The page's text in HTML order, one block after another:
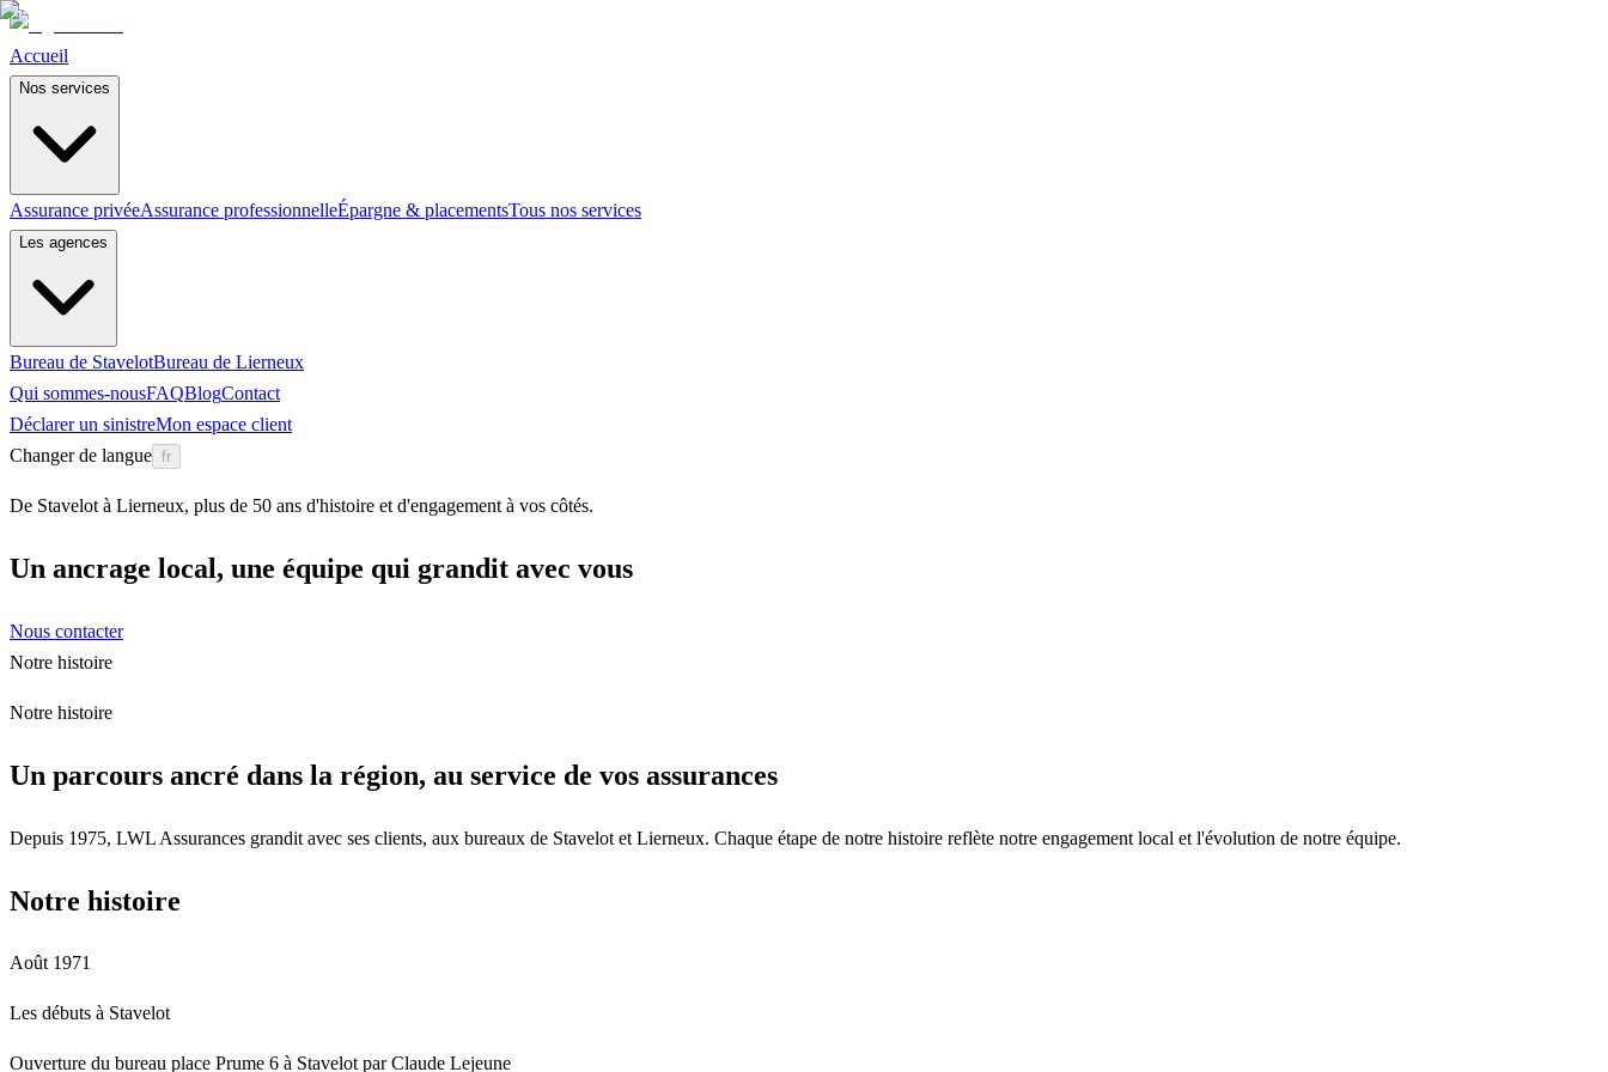
Accueil
Nos services
Assurance privéeAssurance professionnelleÉpargne & placementsTous nos services
Les agences
Bureau de StavelotBureau de Lierneux
Qui sommes-nousFAQBlogContact
Déclarer un sinistreMon espace client
Changer de langue fr
De Stavelot à Lierneux, plus de 50 ans d'histoire et d'engagement à vos côtés.
Un ancrage local, une équipe qui grandit avec vous
Nous contacter
Notre histoire
Notre histoire
Un parcours ancré dans la région, au service de vos assurances
Depuis 1975, LWL Assurances grandit avec ses clients, aux bureaux de Stavelot et Lierneux. Chaque étape de notre histoire reflète notre engagement local et l'évolution de notre équipe.
Notre histoire
Août 1971
Les débuts à Stavelot
Ouverture du bureau place Prume 6 à Stavelot par Claude Lejeune